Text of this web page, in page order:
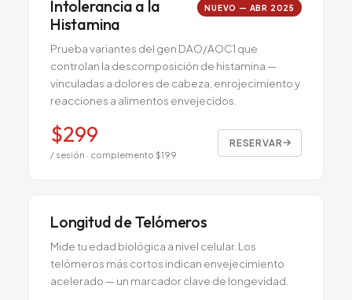
Intolerancia a la
Histamina
NUEVO — ABR 2025
Prueba variantes del gen DAO/AOC1 que
controlan la descomposición de histamina —
vinculadas a dolores de cabeza, enrojecimiento y
reacciones a alimentos envejecidos.
$299
/ sesión · complemento $199
RESERVAR
Longitud de Telómeros
Mide tu edad biológica a nivel celular. Los
telómeros más cortos indican envejecimiento
acelerado — un marcador clave de longevidad.